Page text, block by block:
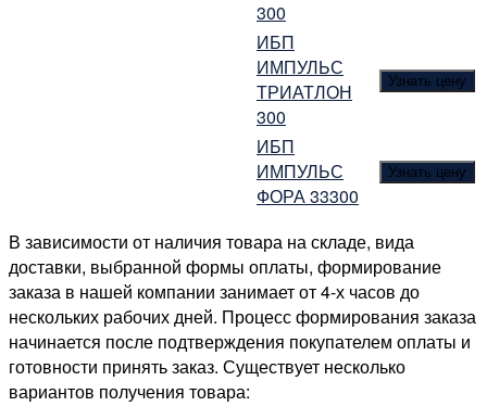
300
ИБП
ИМПУЛЬС
ТРИАТЛОН
300
Узнать цену
ИБП
ИМПУЛЬС
ФОРА 33300
Узнать цену
В зависимости от наличия товара на складе, вида
доставки, выбранной формы оплаты, формирование
заказа в нашей компании занимает от 4-х часов до
нескольких рабочих дней. Процесс формирования заказа
начинается после подтверждения покупателем оплаты и
готовности принять заказ. Существует несколько
вариантов получения товара: